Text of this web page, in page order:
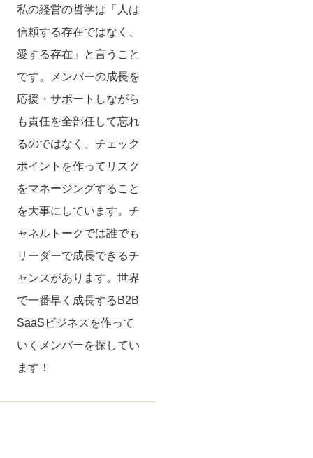
私の経営の哲学は「人は
信頼する存在ではなく、
愛する存在」と言うこと
です。メンバーの成長を
応援・サポートしながら
も責任を全部任して忘れ
るのではなく、チェック
ポイントを作ってリスク
をマネージングすること
を大事にしています。チ
ャネルトークでは誰でも
リーダーで成長できるチ
ャンスがあります。世界
で一番早く成長するB2B
SaaSビジネスを作って
いくメンバーを探してい
ます！